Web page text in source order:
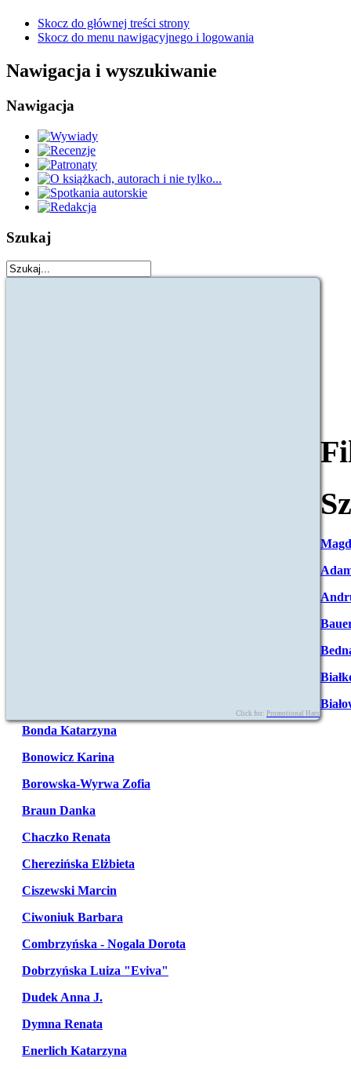
Skocz do głównej treści strony
Skocz do menu nawigacyjnego i logowania
Nawigacja i wyszukiwanie
Nawigacja
Szukaj
Click for: Promotional Hats
Bonda Katarzyna
Bonowicz Karina
Borowska-Wyrwa Zofia
Braun Danka
Chaczko Renata
Cherezińska Elżbieta
Ciszewski Marcin
Ciwoniuk Barbara
Combrzyńska - Nogala Dorota
Dobrzyńska Luiza "Eviva"
Dudek Anna J.
Dymna Renata
Enerlich Katarzyna